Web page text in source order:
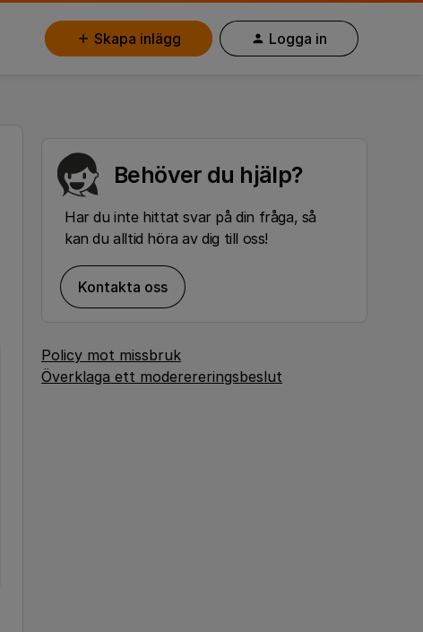
Skapa inlägg Logga in
Behöver du hjälp?
Har du inte hittat svar på din fråga, så
kan du alltid höra av dig till oss!
Kontakta oss
Policy mot missbruk
Överklaga ett moderereringsbeslut